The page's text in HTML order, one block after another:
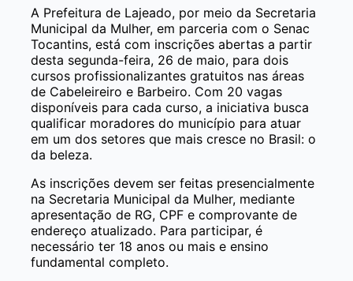
A Prefeitura de Lajeado, por meio da Secretaria
Municipal da Mulher, em parceria com o Senac
Tocantins, está com inscrições abertas a partir
desta segunda-feira, 26 de maio, para dois
cursos profissionalizantes gratuitos nas áreas
de Cabeleireiro e Barbeiro. Com 20 vagas
disponíveis para cada curso, a iniciativa busca
qualificar moradores do município para atuar
em um dos setores que mais cresce no Brasil: o
da beleza.
As inscrições devem ser feitas presencialmente
na Secretaria Municipal da Mulher, mediante
apresentação de RG, CPF e comprovante de
endereço atualizado. Para participar, é
necessário ter 18 anos ou mais e ensino
fundamental completo.